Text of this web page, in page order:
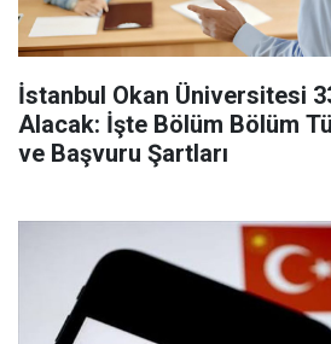
İstanbul Okan Üniversitesi
Alacak: İşte Bölüm Bölüm
ve Başvuru Şartları